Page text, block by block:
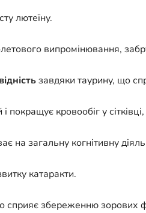
лютеїну.
випромінювання,
завдяки таурину, що
покращує кровообіг у
на загальну когнітивну
катаракти.
сприяє збереженню зорових